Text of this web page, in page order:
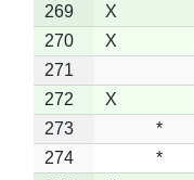
269
X
270
X
271
272
X
273
*
274
*